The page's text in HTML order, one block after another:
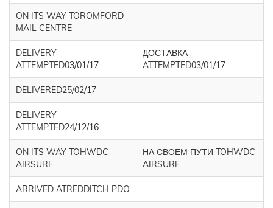
ON ITS WAY TOROMFORD
MAIL CENTRE
DELIVERY
ATTEMPTED03/01/17
ДОСТАВКА
ATTEMPTED03/01/17
DELIVERED25/02/17
DELIVERY
ATTEMPTED24/12/16
ON ITS WAY TOHWDC
AIRSURE
НА СВОЕМ ПУТИ TOHWDC
AIRSURE
ARRIVED ATREDDITCH PDO